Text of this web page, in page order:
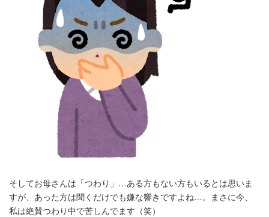
そしてお母さんは「つわり」…ある方もない方もいるとは思いま
すが、あった方は聞くだけでも嫌な響きですよね…。まさに今、
私は絶賛つわり中で苦しんでます（笑）